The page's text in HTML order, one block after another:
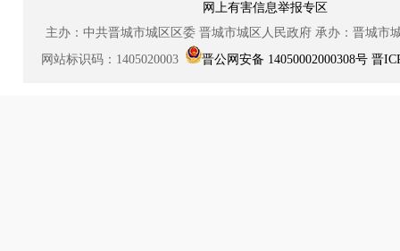
网上有害信息举报专区
主办：中共晋城市城区区委 晋城市城区人民政府 承办：晋城市
网站标识码：1405020003
晋公网安备 14050002000308号 晋